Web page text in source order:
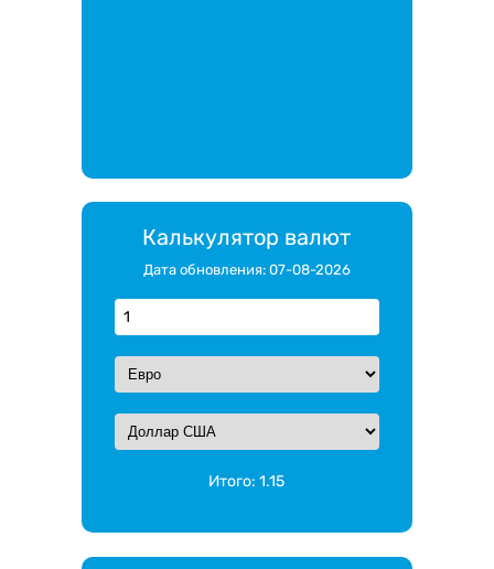
Калькулятор валют
Дата обновления: 07-08-2026
Итого:1.15